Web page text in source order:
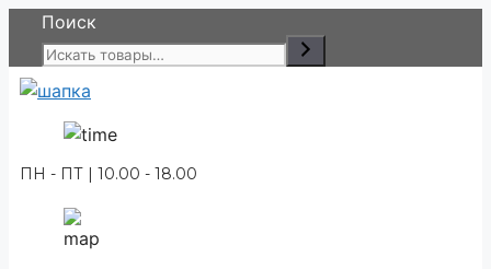
Перейти
содержимому
Поиск
ПН - ПТ | 10.00 - 18.00